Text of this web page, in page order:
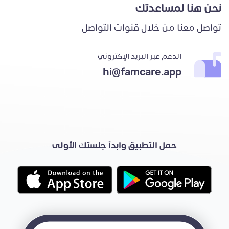
نحن هنا لمساعدتك
تواصل معنا من خلال قنوات التواصل
الدعم عبر البريد الإكتروني
hi@famcare.app
حمل التطبيق وابدأ جلستك الأولى